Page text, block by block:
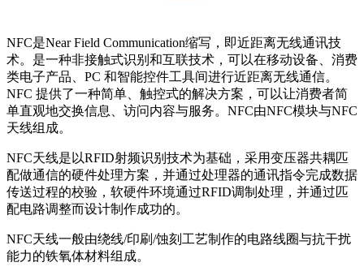
NFC是Near Field Communication缩写，即近距离无线通讯技
术。是一种非接触式识别和互联技术，可以在移动设备、消费
类电子产品、PC 和智能控件工具间进行近距离无线通信。
NFC 提供了一种简单、触控式的解决方案，可以让消费者简
单直观地交换信息、访问内容与服务。NFC由NFC模块与NFC
天线组成。
NFC天线是以RFID射频识别技术为基础，采用变压器共耦匹
配做通信的硬件处理方案，并通过处理器的通讯指令完成数据
传送过程的校验，软硬件环境通过RFID调制处理，并通过匹
配电路调整而设计制作成功的。
NFC天线一般由绕线/印刷/蚀刻工艺制作的电路线圈与抗干扰
能力的铁氧体材料组成。